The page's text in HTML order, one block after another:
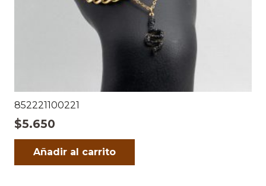
852221100221
$5.650
Añadir al carrito